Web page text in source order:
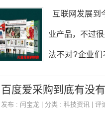
互联网发展到
业产品，不过
法不对?企业
去信心。因为
百度爱采购到底有没
发布 : 闫宝龙 | 分类 : 科技资讯 | 评